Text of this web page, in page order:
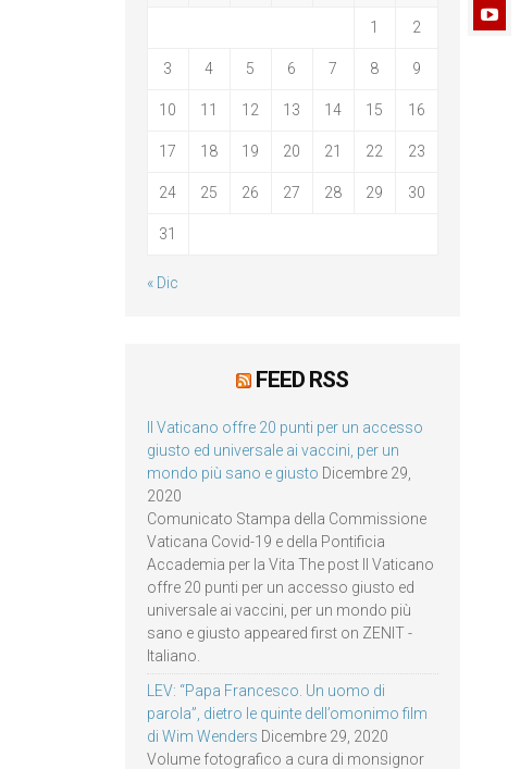
1 2
3 4 5 6 7 8 9
10 11 12 13 14 15 16
17 18 19 20 21 22 23
24 25 26 27 28 29 30
31
« Dic
FEED RSS
Il Vaticano offre 20 punti per un accesso
giusto ed universale ai vaccini, per un
mondo più sano e giusto Dicembre 29,
2020
Comunicato Stampa della Commissione
Vaticana Covid-19 e della Pontificia
Accademia per la Vita The post Il Vaticano
offre 20 punti per un accesso giusto ed
universale ai vaccini, per un mondo più
sano e giusto appeared first on ZENIT -
Italiano.
LEV: “Papa Francesco. Un uomo di
parola”, dietro le quinte dell’omonimo film
di Wim Wenders Dicembre 29, 2020
Volume fotografico a cura di monsignor